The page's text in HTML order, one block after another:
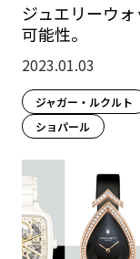
ジュエリーウ
可能性。
2023.01.03
ジャガー・ルクルト
ショパール